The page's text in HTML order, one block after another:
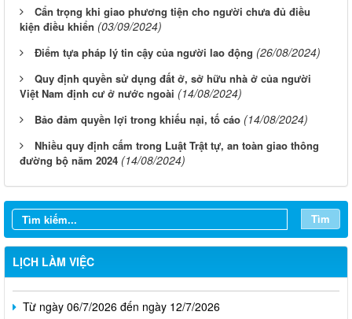
Cẩn trọng khi giao phương tiện cho người chưa đủ điều
kiện điều khiển (03/09/2024)
Điểm tựa pháp lý tin cậy của người lao động (26/08/2024)
Quy định quyền sử dụng đất ở, sở hữu nhà ở của người
Việt Nam định cư ở nước ngoài (14/08/2024)
Bảo đảm quyền lợi trong khiếu nại, tố cáo (14/08/2024)
Nhiều quy định cấm trong Luật Trật tự, an toàn giao thông
đường bộ năm 2024 (14/08/2024)
Tìm
LỊCH LÀM VIỆC
Từ ngày 03/8/2026 đến ngày 09/8/2026
Từ ngày 27/7/2026 đến ngày 02/8/2026
Từ ngày 20/7/2026 đến ngày 26/7/2026
Từ ngày 13/7/2026 đến ngày 18/7/2026
Từ ngày 06/7/2026 đến ngày 12/7/2026